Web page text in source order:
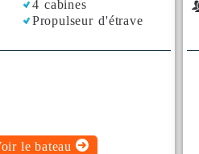
4 cabines
Propulseur d'étrave
le bateau